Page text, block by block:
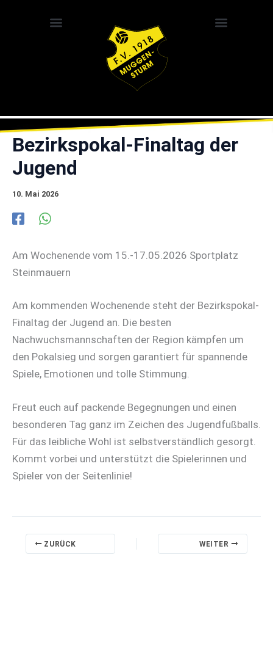
Bezirkspokal-Finaltag der
Jugend
10. Mai 2026
Am Wochenende vom 15.-17.05.2026 Sportplatz
Steinmauern
Am kommenden Wochenende steht der Bezirkspokal-
Finaltag der Jugend an. Die besten
Nachwuchsmannschaften der Region kämpfen um
den Pokalsieg und sorgen garantiert für spannende
Spiele, Emotionen und tolle Stimmung.
Freut euch auf packende Begegnungen und einen
besonderen Tag ganz im Zeichen des Jugendfußballs.
Für das leibliche Wohl ist selbstverständlich gesorgt.
Kommt vorbei und unterstützt die Spielerinnen und
Spieler von der Seitenlinie!
ZURÜCK WEITER